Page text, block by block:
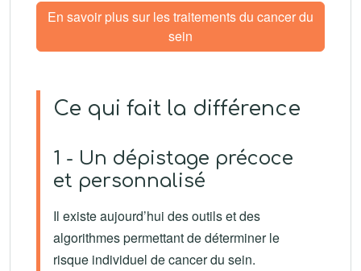
En savoir plus sur les traitements du cancer du
sein
Ce qui fait la différence
1 - Un dépistage précoce
et personnalisé
Il existe aujourd’hui des outils et des
algorithmes permettant de déterminer le
risque individuel de cancer du sein.